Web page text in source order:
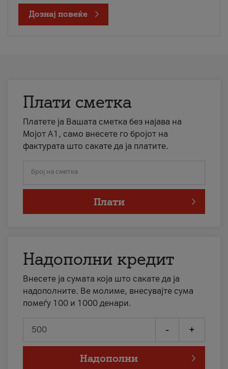
Дознај повеќе
Плати сметка
Платете ја Вашата сметка без најава на
Мојот А1, само внесете го бројот на
фактурата што сакате да ја платите.
Број на сметка
Плати
Надополни кредит
Внесете ја сумата која што сакате да ја
надополните. Ве молиме, внесувајте сума
помеѓу 100 и 1000 денари.
- +
Надополни